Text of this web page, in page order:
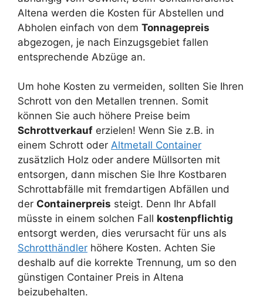
Altena werden die Kosten für Abstellen und
Abholen einfach von dem Tonnagepreis
abgezogen, je nach Einzugsgebiet fallen
entsprechende Abzüge an.
Um hohe Kosten zu vermeiden, sollten Sie Ihren
Schrott von den Metallen trennen. Somit
können Sie auch höhere Preise beim
Schrottverkauf erzielen! Wenn Sie z.B. in
einem Schrott oder Altmetall Container
zusätzlich Holz oder andere Müllsorten mit
entsorgen, dann mischen Sie Ihre Kostbaren
Schrottabfälle mit fremdartigen Abfällen und
der Containerpreis steigt. Denn Ihr Abfall
müsste in einem solchen Fall kostenpflichtig
entsorgt werden, dies verursacht für uns als
Schrotthändler höhere Kosten. Achten Sie
deshalb auf die korrekte Trennung, um so den
günstigen Container Preis in Altena
beizubehalten.